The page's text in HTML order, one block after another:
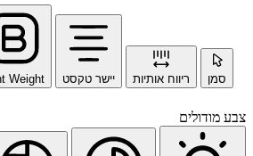
סמן ריווח אותיות יישר טקסט Weight
צבע מודולים